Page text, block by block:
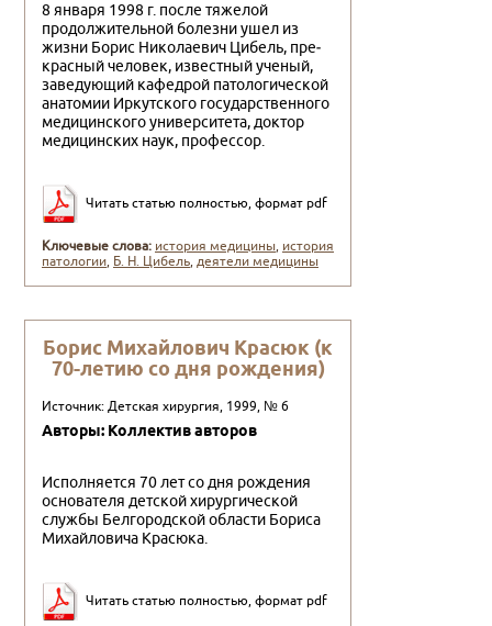
8 января 1998 г. после тяжелой
продолжительной бо­лезни ушел из
жизни Борис Николаевич Цибель, пре­
красный человек, известный ученый,
заведующий ка­федрой патологической
анатомии Иркутского государ­ственного
медицинского университета, доктор
меди­цинских наук, профессор.
Читать статью полностью, формат pdf
Ключевые слова: история медицины, история
патологии, Б. Н. Цибель,деятели медицины
Борис Михайлович Красюк (к
70-летию со дня рождения)
Источник: Детская хирургия, 1999, № 6
Авторы: Коллектив авторов
Исполняется 70 лет со дня рождения
основателя детской хирургической
службы Белгородской об­ласти Бориса
Михайловича Красюка.
Читать статью полностью, формат pdf